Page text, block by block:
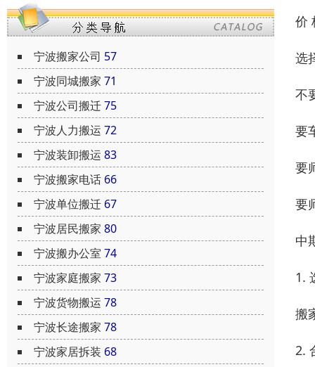
宁波搬家公司 57
宁波同城搬家 71
宁波公司搬迁75
宁波人力搬运 72
宁波装卸搬运 83
宁波搬家电话 66
宁波单位搬迁 67
宁波居民搬家 80
宁波搬办公室 74
宁波家庭搬家 73
宁波货物搬运 78
宁波长途搬家 78
宁波家居拆装 68
价
选
不
要
要
要
中
1.
搬
2.